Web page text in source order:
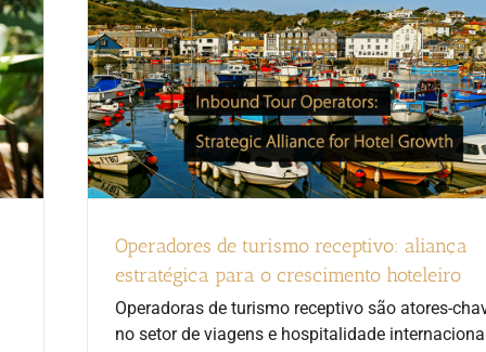
Operadores de turismo receptivo: aliança
estratégica para o crescimento hoteleiro
Operadoras de turismo receptivo são atores-
no setor de viagens e hospitalidade